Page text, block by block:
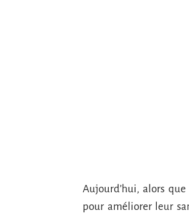
Aujourd’hui, alors
pour améliorer leur